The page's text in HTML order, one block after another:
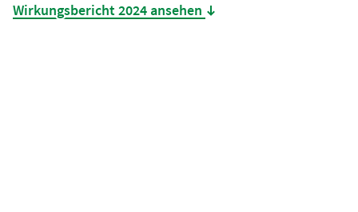
Wirkungsbericht 2024 ansehen (Datei öffnet sich in